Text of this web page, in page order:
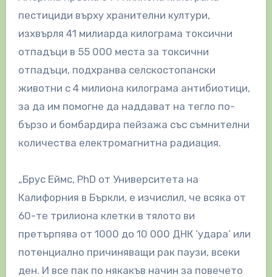
пестициди върху хранителни култури,
изхвърля 41 милиарда килограма токсични
отпадъци в 55 000 места за токсични
отпадъци, подхранва селскостопански
животни с 4 милиона килограма антибиотици,
за да им помогне да наддават на тегло по-
бързо и бомбардира пейзажа със съмнителни
количества електромагнитна радиация.
„Брус Еймс, PhD от Университета на
Калифорния в Бъркли, е изчислил, че всяка от
60-те трилиона клетки в тялото ви
претърпява от 1000 до 10 000 ДНК ‘удара’ или
потенциално причиняващи рак паузи, всеки
ден. И все пак по някакъв начин за повечето